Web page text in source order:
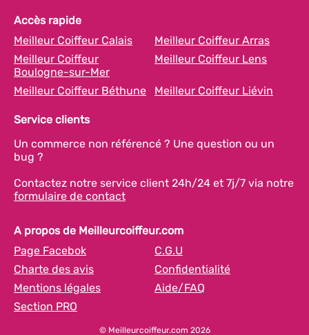
Accès rapide
Meilleur Coiffeur Calais
Meilleur Coiffeur Arras
Meilleur Coiffeur
Boulogne-sur-Mer
Meilleur Coiffeur Lens
Meilleur Coiffeur Béthune Meilleur Coiffeur Liévin
Service clients
Un commerce non référencé ? Une question ou un
bug ?
Contactez notre service client 24h/24 et 7j/7 via notre
formulaire de contact
A propos de Meilleurcoiffeur.com
Page Facebok
C.G.U
Charte des avis
Confidentialité
Mentions légales
Aide/FAQ
Section PRO
© Meilleurcoiffeur.com 2026